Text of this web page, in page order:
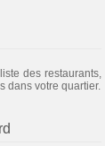
des restaurants,
dans votre quartier.